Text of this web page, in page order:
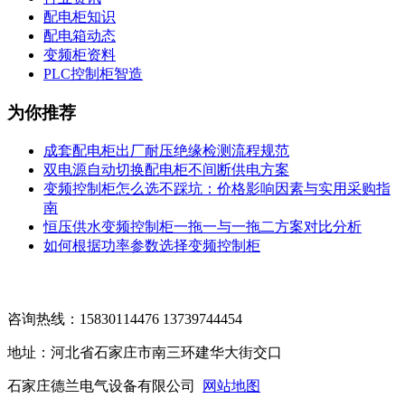
配电柜知识
配电箱动态
变频柜资料
PLC控制柜智造
为你推荐
成套配电柜出厂耐压绝缘检测流程规范
双电源自动切换配电柜不间断供电方案
变频控制柜怎么选不踩坑：价格影响因素与实用采购指
南
恒压供水变频控制柜一拖一与一拖二方案对比分析
如何根据功率参数选择变频控制柜
咨询热线：15830114476 13739744454
地址：河北省石家庄市南三环建华大街交口
石家庄德兰电气设备有限公司 网站地图